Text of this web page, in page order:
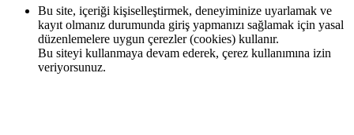
Bu site, içeriği kişiselleştirmek, deneyiminize uyarlamak ve
kayıt olmanız durumunda giriş yapmanızı sağlamak için yasal
düzenlemelere uygun çerezler (cookies) kullanır.
Bu siteyi kullanmaya devam ederek, çerez kullanımına izin
veriyorsunuz.